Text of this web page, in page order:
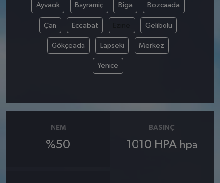
Ayvacık Bayramiç Biga Bozcaada
Çan Eceabat Gelibolu
Gökçeada Lapseki Merkez
Yenice
NEM
%50
BASINÇ
1010 HPA hpa